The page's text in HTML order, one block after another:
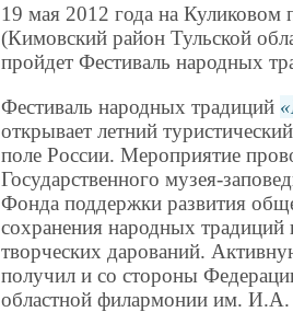
19 мая 2012 года на
(Кимовский район Тульской
пройдет Фестиваль народных
Фестиваль народных традиций
открывает летний
поле России. Мероприятие
Государственного музея-
Фонда поддержки развития
сохранения народных
творческих дарований.
получил и со стороны
областной филармонии им. И.А.